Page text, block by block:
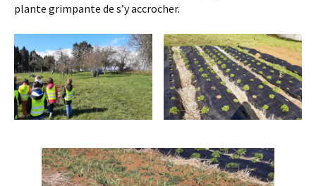
plante grimpante de s’y accrocher.